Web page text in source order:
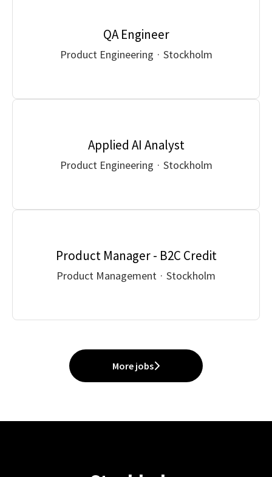
QA Engineer
Product Engineering · Stockholm
Applied AI Analyst
Product Engineering · Stockholm
Product Manager - B2C Credit
Product Management · Stockholm
More jobs